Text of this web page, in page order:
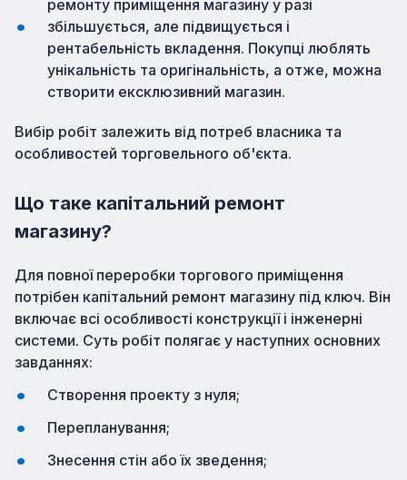
ремонту приміщення магазину у разі
збільшується, але підвищується і
рентабельність вкладення. Покупці люблять
унікальність та оригінальність, а отже, можна
створити ексклюзивний магазин.
Вибір робіт залежить від потреб власника та
особливостей торговельного об'єкта.
Що таке капітальний ремонт
магазину?
Для повної переробки торгового приміщення
потрібен капітальний ремонт магазину під ключ. Він
включає всі особливості конструкції і інженерні
системи. Суть робіт полягає у наступних основних
завданнях:
Створення проекту з нуля;
Перепланування;
Знесення стін або їх зведення;